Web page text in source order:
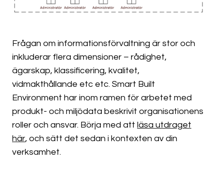
Frågan om informationsförvaltning är stor och
inkluderar flera dimensioner – rådighet,
ägarskap, klassificering, kvalitet,
vidmakthållande etc etc. Smart Built
Environment har inom ramen för arbetet med
produkt- och miljödata beskrivit organisationens
roller och ansvar. Börja med att läsa utdraget
här, och sätt det sedan i kontexten av din
verksamhet.